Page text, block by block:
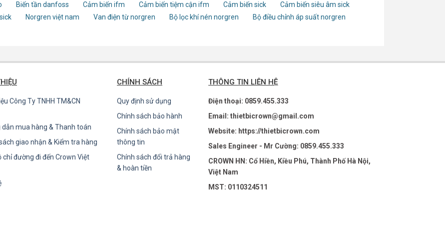
Biến tần danfoss Cảm biến ifm Cảm biến tiệm cận ifm Cảm biến sick
Cảm biến siêu âm sick
Norgren việt nam Van điện từ norgren Bộ lọc khí nén norgren
Bộ điều chỉnh áp suất norgren
Công Ty TNHH TM&CN
dẫn mua hàng & Thanh toán
giao nhận & Kiểm tra hàng
chỉ đường đi đến Crown Việt
CHÍNH SÁCH
Quy định sử dụng
Chính sách bảo hành
Chính sách bảo mật
thông tin
Chính sách đổi trả hàng
& hoàn tiền
THÔNG TIN LIÊN HỆ
Điện thoại: 0859.455.333
Email: thietbicrown@gmail.com
Website: https://thietbicrown.com
Sales Engineer - Mr Cường: 0859.455.333
CROWN HN: Cổ Hiền, Kiều Phú, Thành Phố Hà Nội,
Việt Nam
MST: 0110324511